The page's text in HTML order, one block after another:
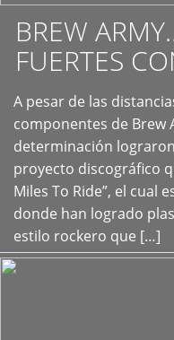
BREW
FUERTES
A pesar de las
componentes de Brew
determinación
proyecto discográfico
Miles To Ride”, el cual
donde han logrado
estilo rockero que […]